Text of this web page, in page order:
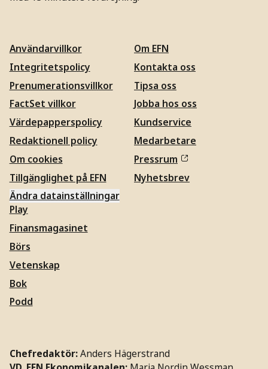
Användarvillkor
Integritetspolicy
Prenumerationsvillkor
FactSet villkor
Värdepapperspolicy
Redaktionell policy
Om cookies
Tillgänglighet på EFN
Ändra datainställningar
Om EFN
Kontakta oss
Tipsa oss
Jobba hos oss
Kundservice
Medarbetare
Pressrum
Nyhetsbrev
Play
Finansmagasinet
Börs
Vetenskap
Bok
Podd
Chefredaktör:Anders Hägerstrand